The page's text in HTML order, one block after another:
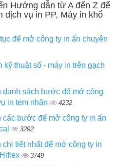
Hướng dẫn từ A đến Z để
dịch vụ in PP, Máy in khổ
để mở công ty in ấn chuyên
kỹ thuật số - máy in trên gạch
danh sách bước để mở công
in tem nhãn
4232
các bước để mở công ty in ấn
3292
tiết nhất để mở công ty in
3749